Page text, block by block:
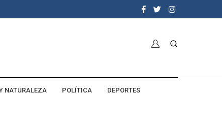
NATURALEZA POLÍTICA DEPORTES